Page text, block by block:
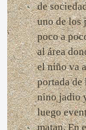
de
uno de los
poco a
al área
el niño va
portada de
nino jadio
luego
matan. En